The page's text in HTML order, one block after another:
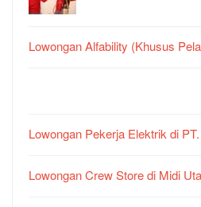
Lowongan Alfability (Khusus
Lowongan Pekerja Elektrik di
Lowongan Crew Store di Midi